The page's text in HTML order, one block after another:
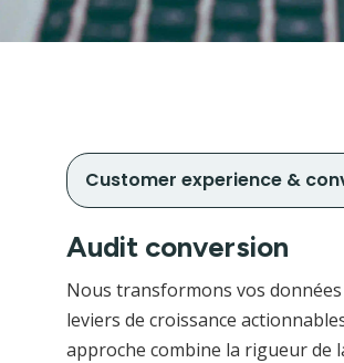
Customer experience &
Audit conversion
Nous transformons vos
leviers de croissance
approche combine la rigueur de